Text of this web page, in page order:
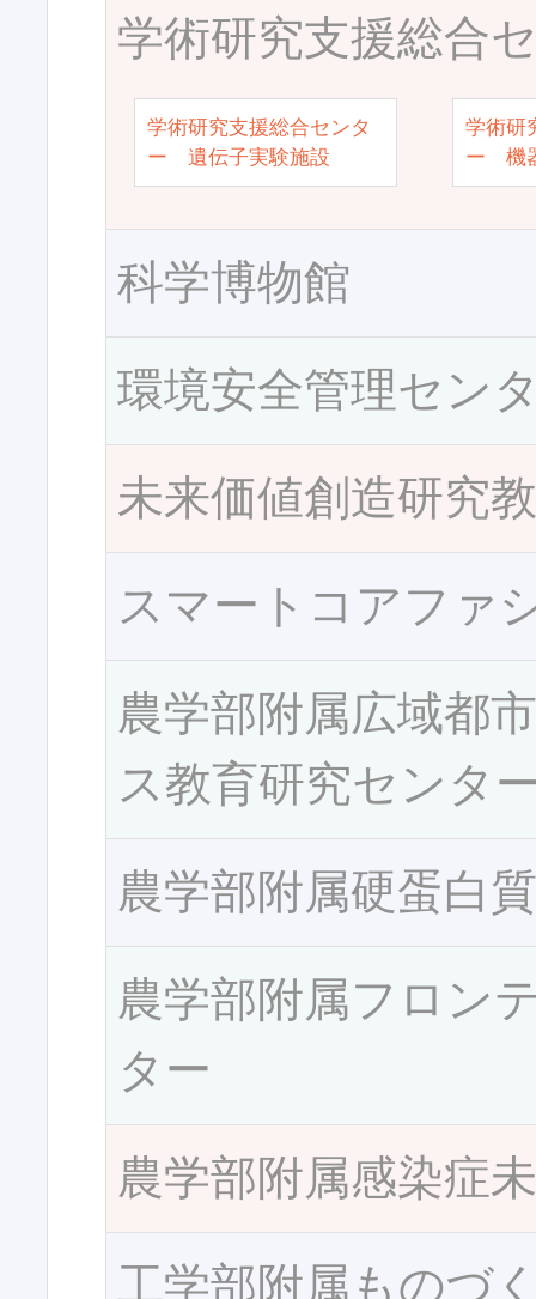
学術研究支援総合
学術研究支援総合センタ
ー 遺伝子実験施設
学術研
ー 機
科学博物館
環境安全管理セン
未来価値創造研究
スマートコアファ
農学部附属広域都
ス教育研究センタ
農学部附属硬蛋白
農学部附属フロン
ター
農学部附属感染症
工学部附属ものづ